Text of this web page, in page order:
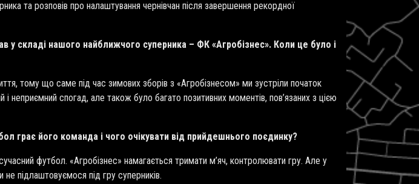
та розповів про налаштування чернівчан після завершення рекордної
у складі нашого найближчого суперника – ФК «Агробізнес». Коли це було і
тому що саме під час зимових зборів з «Агробізнесом» ми зустріли початок
неприємний спогад, але також було багато позитивних моментів, пов’язаних з цією
грає його команда і чого очікувати від прийдешнього поєдинку?
футбол. «Агробізнес» намагається тримати м’яч, контролювати гру. Але у
підлаштовуємося під гру суперників.